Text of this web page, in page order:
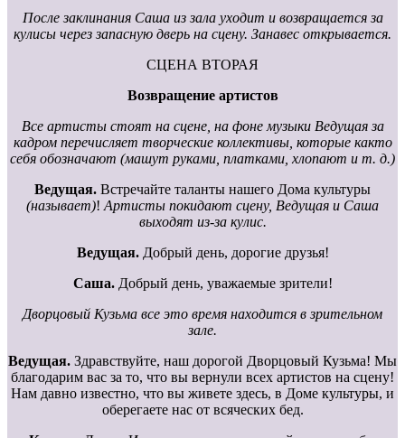
После заклинания Саша из зала уходит и возвращается за
кулисы через запасную дверь на сцену. Занавес открывается.
СЦЕНА ВТОРАЯ
Возвращение артистов
Все артисты стоят на сцене, на фоне музыки Ведущая за
кадром перечисляет творческие коллективы, которые както
себя обозначают (машут руками, платками, хлопают и т. д.)
Ведущая. Встречайте таланты нашего Дома культуры
(называет)! Артисты покидают сцену, Ведущая и Саша
выходят из-за кулис.
Ведущая. Добрый день, дорогие друзья!
Саша. Добрый день, уважаемые зрители!
Дворцовый Кузьма все это время находится в зрительном
зале.
Ведущая. Здравствуйте, наш дорогой Дворцовый Кузьма! Мы
благодарим вас за то, что вы вернули всех артистов на сцену!
Нам давно известно, что вы живете здесь, в Доме культуры, и
оберегаете нас от всяческих бед.